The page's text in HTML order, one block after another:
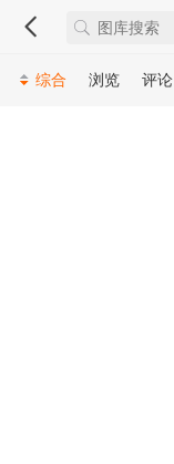
综合 浏览 评论